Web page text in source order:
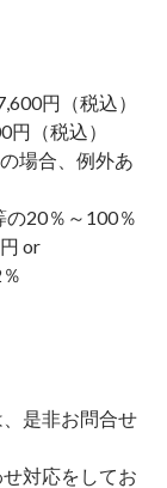
円（税込）
（税込）
場合、例外あ
20％～100％
or
是非お問合せ
対応をしてお